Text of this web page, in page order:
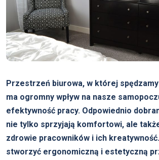
Przestrzeń biurowa, w której
ma ogromny wpływ na nasze
efektywność pracy. Odpowiednio
nie tylko sprzyjają komfortowi, ale
zdrowie pracowników i ich
stworzyć ergonomiczną i estetyczną